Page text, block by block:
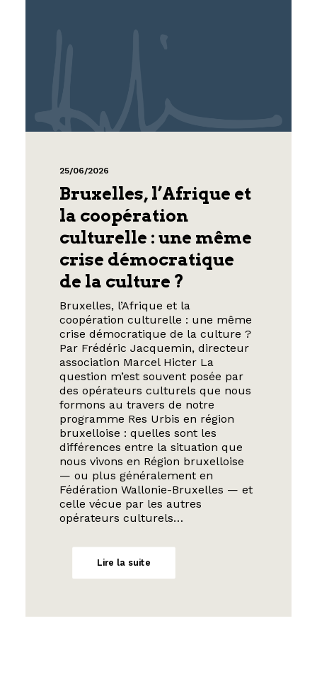
25/06/2026
Bruxelles, l’Afrique et
la coopération
culturelle : une même
crise démocratique
de la culture ?
Bruxelles, l’Afrique et la
coopération culturelle : une même
crise démocratique de la culture ?
Par Frédéric Jacquemin, directeur
association Marcel Hicter La
question m’est souvent posée par
des opérateurs culturels que nous
formons au travers de notre
programme Res Urbis en région
bruxelloise : quelles sont les
différences entre la situation que
nous vivons en Région bruxelloise
— ou plus généralement en
Fédération Wallonie-Bruxelles — et
celle vécue par les autres
opérateurs culturels…
Lire la suite